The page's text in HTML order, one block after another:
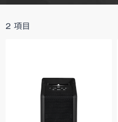
2 項目